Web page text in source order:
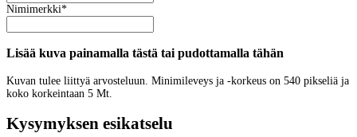
Nimimerkki*
Lisää kuva painamalla tästä tai pudottamalla tähän
Kuvan tulee liittyä arvosteluun. Minimileveys ja -korkeus on 540 pikseliä ja
koko korkeintaan 5 Mt.
Kysymyksen esikatselu